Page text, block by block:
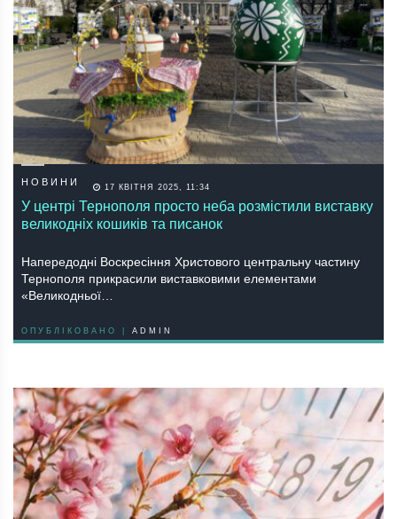
НОВИНИ 17 КВІТНЯ 2025, 11:34
У центрі Тернополя просто неба розмістили виставку
великодніх кошиків та писанок
Напередодні Воскресіння Христового центральну частину
Тернополя прикрасили виставковими елементами
«Великодньої…
ОПУБЛІКОВАНО | ADMIN